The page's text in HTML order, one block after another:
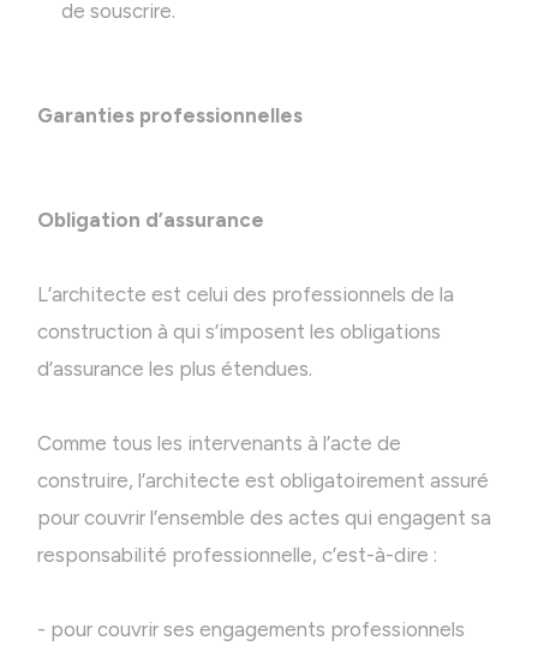
de souscrire.
Garanties professionnelles
Obligation d’assurance
L’architecte est celui des professionnels de la
construction à qui s’imposent les obligations
d’assurance les plus étendues.
Comme tous les intervenants à l’acte de
construire, l’architecte est obligatoirement assuré
pour couvrir l’ensemble des actes qui engagent sa
responsabilité professionnelle, c’est-à-dire :
- pour couvrir ses engagements professionnels